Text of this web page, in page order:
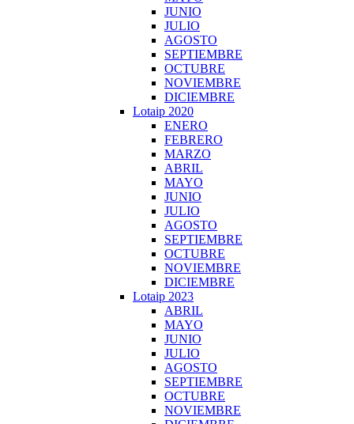
JUNIO
JULIO
AGOSTO
SEPTIEMBRE
OCTUBRE
NOVIEMBRE
DICIEMBRE
Lotaip 2020
ENERO
FEBRERO
MARZO
ABRIL
MAYO
JUNIO
JULIO
AGOSTO
SEPTIEMBRE
OCTUBRE
NOVIEMBRE
DICIEMBRE
Lotaip 2023
ABRIL
MAYO
JUNIO
JULIO
AGOSTO
SEPTIEMBRE
OCTUBRE
NOVIEMBRE